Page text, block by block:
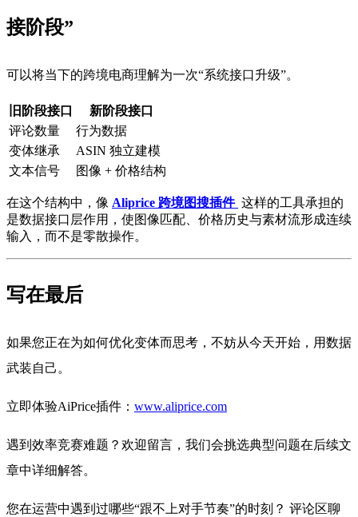
接阶段”
可以将当下的跨境电商理解为一次“系统接口升级”。
旧阶段接口
新阶段接口
评论数量
行为数据
变体继承
ASIN 独立建模
文本信号
图像 + 价格结构
在这个结构中，像 Aliprice 跨境图搜插件 这样的工具承担的
是数据接口层作用，使图像匹配、价格历史与素材流形成连续
输入，而不是零散操作。
写在最后
如果您正在为如何优化变体而思考，不妨从今天开始，用数据
武装自己。
立即体验AiPrice插件： www.aliprice.com
遇到效率竞赛难题？欢迎留言，我们会挑选典型问题在后续文
章中详细解答。
您在运营中遇到过哪些“跟不上对手节奏”的时刻？ 评论区聊